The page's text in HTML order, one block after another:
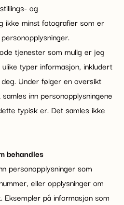
og
ikke minst fotografier som er
tjenester som mulig er jeg
typer informasjon, inkludert
Under følger en oversikt
inn personopplysningene
typisk er. Det samles ikke
behandles
personopplysninger som
eller opplysninger om
Eksempler på informasjon som